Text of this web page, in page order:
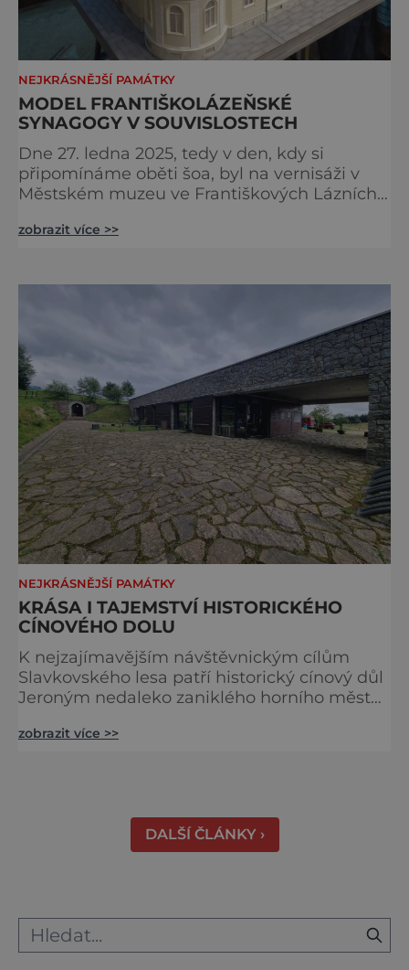
NEJKRÁSNĚJŠÍ PAMÁTKY
MODEL FRANTIŠKOLÁZEŇSKÉ
SYNAGOGY V SOUVISLOSTECH
Dne 27. ledna 2025, tedy v den, kdy si
připomínáme oběti šoa, byl na vernisáži v
Městském muzeu ve Františkových Lázních
nacisty zničena v roce 1938. Do lázeňského
některé události spojené s touto významnou
stavbou. [gallery ids="917
zobrazit více >>
NEJKRÁSNĚJŠÍ PAMÁTKY
KRÁSA I TAJEMSTVÍ HISTORICKÉHO
CÍNOVÉHO DOLU
K nejzajímavějším návštěvnickým cílům
Slavkovského lesa patří historický cínový důl
Jeroným nedaleko zaniklého horního města
středověku. Národní kulturní památka je
práci tehdejších horníků. [gallery
ids="91631,91630,91632,91633,91634,91635,9
zobrazit více >>
DALŠÍ ČLÁNKY ›